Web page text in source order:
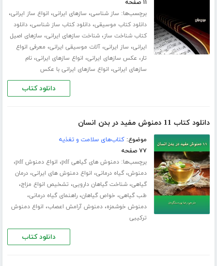
۱۱ صفحه
برچسب‌ها: ساز شناسی، سازهای ایرانی، انواع ساز ایرانی،
دانلود کتاب موسیقی،دانلود کتاب ساز شناسی،دانلود
کتاب شناخت ساز،شناخت سازهای ایرانی، سازهای اصیل
ایرانی، ساز ایرانی،آلات موسیقی ایرانی، معرفی انواع
تار، عکس سازهای ایرانی، انواع سازهای ایرانی،نام
سازهای ایرانی، انواع سازهای ایرانی با عکس
دانلود کتاب
دانلود کتاب 11 دمنوش مفید در بدن انسان
موضوع:کتاب‌های سلامت و تغذیه
۷۷ صفحه
برچسب‌ها:دمنوش های گیاهی pdf ، انواع دمنوش pdf ،
دمنوش،گیاه درمانی، انواع دمنوش های ایرانی،درمان
گیاهی،شناخت گیاهان دارویی، تشخیص انواع مزاج،
طب گیاهی، خواص گیاهان،راهنمای گیاه درمانی،
دمنوش خوشمزه،دمنوش آرامش اعصاب، انواع دمنوش
ترکیبی
دانلود کتاب